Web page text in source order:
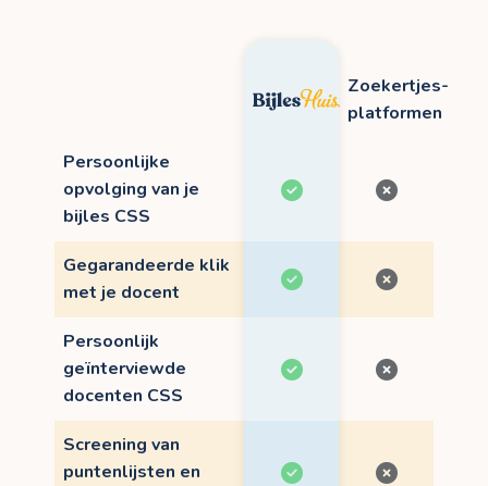
Zoekertjes-
platformen
Persoonlijke
opvolging van je
bijles CSS
Gegarandeerde klik
met je docent
Persoonlijk
geïnterviewde
docenten CSS
Screening van
puntenlijsten en